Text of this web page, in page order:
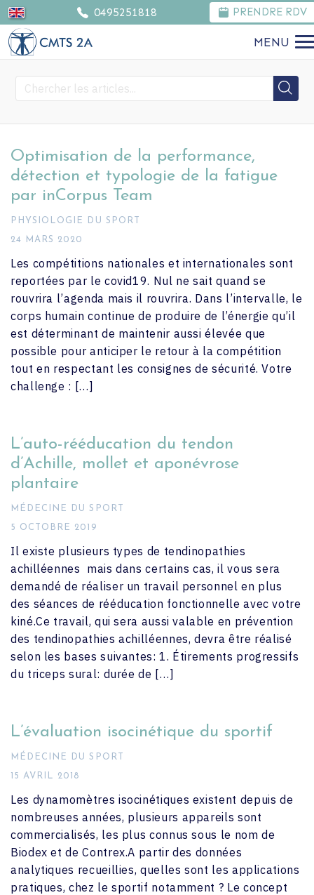
0495251818 PRENDRE RDV
MENU
Optimisation de la performance,
détection et typologie de la fatigue
par inCorpus Team
PHYSIOLOGIE DU SPORT
24 MARS 2020
Les compétitions nationales et internationales sont
reportées par le covid19. Nul ne sait quand se
rouvrira l’agenda mais il rouvrira. Dans l’intervalle, le
corps humain continue de produire de l’énergie qu’il
est déterminant de maintenir aussi élevée que
possible pour anticiper le retour à la compétition
tout en respectant les consignes de sécurité. Votre
challenge : […]
L’auto-rééducation du tendon
d’Achille, mollet et aponévrose
plantaire
MÉDECINE DU SPORT
5 OCTOBRE 2019
Il existe plusieurs types de tendinopathies
achilléennes mais dans certains cas, il vous sera
demandé de réaliser un travail personnel en plus
des séances de rééducation fonctionnelle avec votre
kiné.Ce travail, qui sera aussi valable en prévention
des tendinopathies achilléennes, devra être réalisé
selon les bases suivantes: 1. Étirements progressifs
du triceps sural: durée de […]
L’évaluation isocinétique du sportif
MÉDECINE DU SPORT
15 AVRIL 2018
Les dynamomètres isocinétiques existent depuis de
nombreuses années, plusieurs appareils sont
commercialisés, les plus connus sous le nom de
Biodex et de Contrex.A partir des données
analytiques recueillies, quelles sont les applications
pratiques, chez le sportif notamment ? Le concept